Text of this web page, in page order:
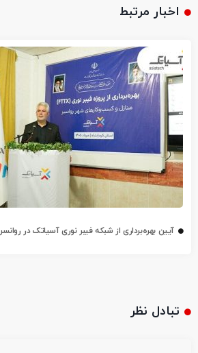
اخبار مرتبط
آیین بهره‌برداری از شبکه فیبر نوری آسیاتک در روانسر
تبادل نظر